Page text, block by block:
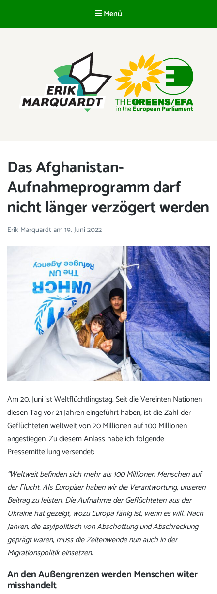
Menü
Das Afghanistan-
Aufnahmeprogramm darf
nicht länger verzögert werden
Erik Marquardtam19. Juni 2022
Am 20. Juni ist Weltflüchtlingstag. Seit die Vereinten Nationen
diesen Tag vor 21 Jahren eingeführt haben, ist die Zahl der
Geflüchteten weltweit von 20 Millionen auf 100 Millionen
angestiegen. Zu diesem Anlass habe ich folgende
Pressemitteilung versendet:
“Weltweit befinden sich mehr als 100 Millionen Menschen auf
der Flucht. Als Europäer haben wir die Verantwortung, unseren
Beitrag zu leisten. Die Aufnahme der Geflüchteten aus der
Ukraine hat gezeigt, wozu Europa fähig ist, wenn es will. Nach
Jahren, die asylpolitisch von Abschottung und Abschreckung
geprägt waren, muss die Zeitenwende nun auch in der
Migrationspolitik einsetzen.
An den Außengrenzen werden Menschen witer
misshandelt